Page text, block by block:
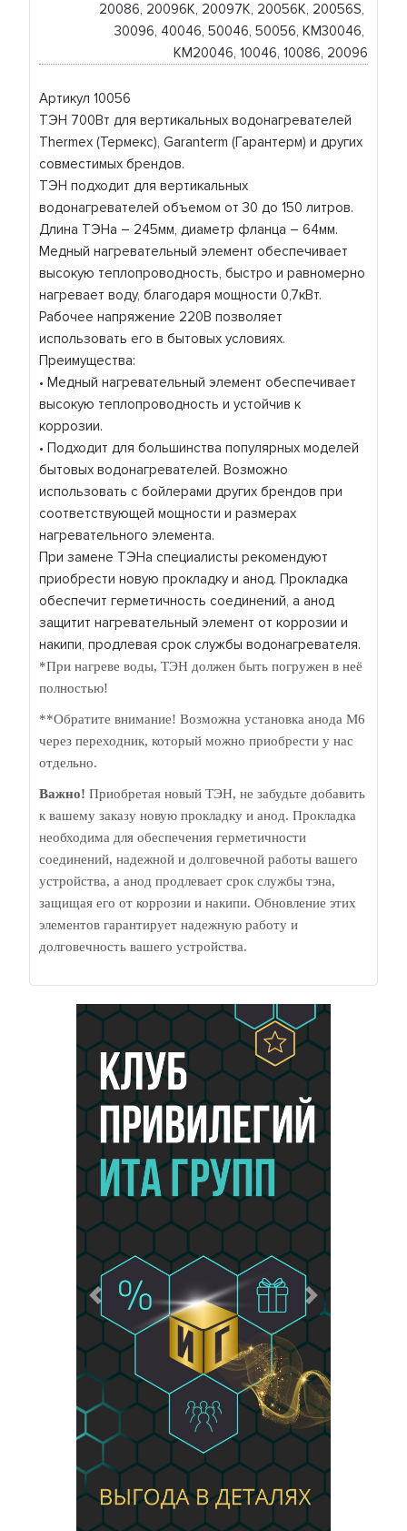
Артикул 10056
ТЭН 700Вт для вертикальных водонагревателей
Thermex (Термекс), Garanterm (Гарантерм) и других
совместимых брендов.
ТЭН подходит для вертикальных
водонагревателей объемом от 30 до 150 литров.
Длина ТЭНа – 245мм, диаметр фланца – 64мм.
Медный нагревательный элемент обеспечивает
высокую теплопроводность, быстро и равномерно
нагревает воду, благодаря мощности 0,7кВт.
Рабочее напряжение 220В позволяет
использовать его в бытовых условиях.
Преимущества:
• Медный нагревательный элемент обеспечивает
высокую теплопроводность и устойчив к
коррозии.
• Подходит для большинства популярных моделей
бытовых водонагревателей. Возможно
использовать с бойлерами других брендов при
соответствующей мощности и размерах
нагревательного элемента.
При замене ТЭНа специалисты рекомендуют
приобрести новую прокладку и анод. Прокладка
обеспечит герметичность соединений, а анод
защитит нагревательный элемент от коррозии и
накипи, продлевая срок службы водонагревателя.
*При нагреве воды, ТЭН должен быть погружен в неё
полностью!
**Обратите внимание! Возможна установка анода М6
через переходник, который можно приобрести у нас
отдельно.
Важно! Приобретая новый ТЭН, не забудьте добавить
к вашему заказу новую прокладку и анод. Прокладка
необходима для обеспечения герметичности
соединений, надежной и долговечной работы вашего
устройства, а анод продлевает срок службы тэна,
защищая его от коррозии и накипи. Обновление этих
элементов гарантирует надежную работу и
долговечность вашего устройства.
20086, 20096K, 20097K, 20056K, 20056S,
30096, 40046, 50046, 50056, KM30046,
KM20046, 10046, 10086, 20096
Предыдущий Следующий